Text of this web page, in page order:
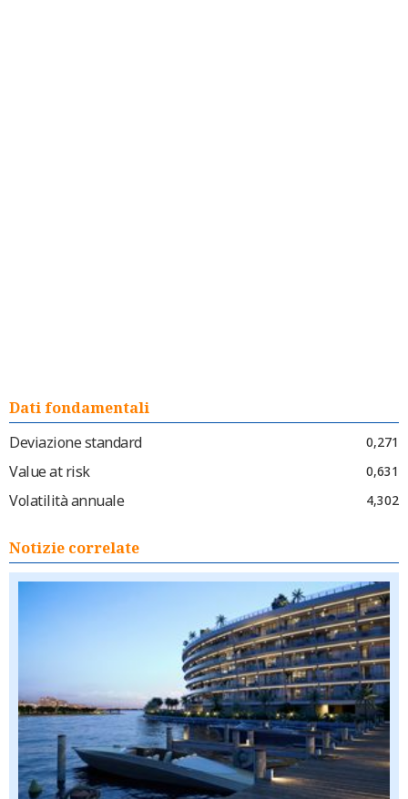
Dati fondamentali
Deviazione standard
0,271
Value at risk 0,631
Volatilità annuale 4,302
Notizie correlate